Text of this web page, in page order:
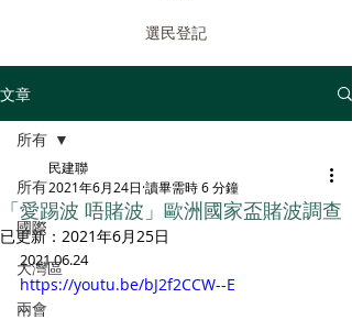
選民登記
文章
所有
國際
大灣區
兩會
所有
「愛踢波 唔賭波」歐洲國家盃賭波調查
民建聯
2021年6月24日 讀畢需時 6 分鐘
已更新： 2021年6月25日
2021.06.24
https://youtu.be/bJ2f2CCW--E